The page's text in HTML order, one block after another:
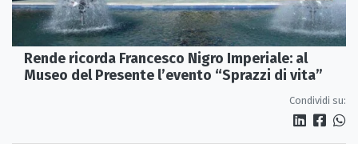
Rende ricorda Francesco Nigro Imperiale: al
Museo del Presente l’evento “Sprazzi di vita”
Condividi su: